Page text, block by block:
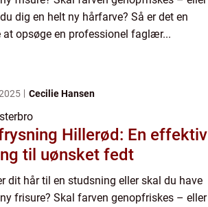
dig en helt ny hårfarve? Så er det en
at opsøge en professionel faglær...
Cecilie Hansen
Hillerød: En effektiv
til uønsket fedt
dit hår til en studsning eller skal du have
frisure? Skal farven genopfriskes – eller